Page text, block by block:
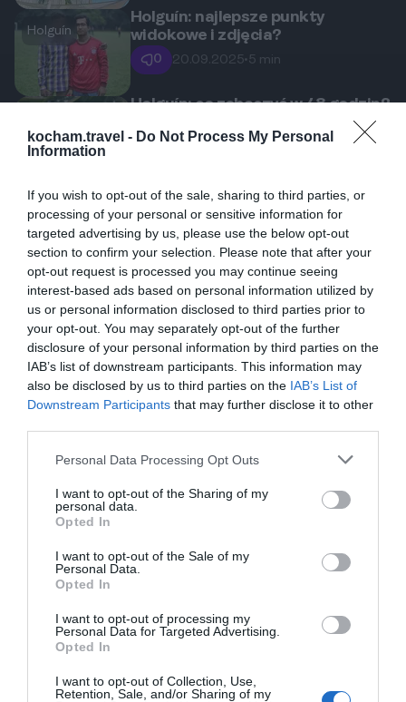
kocham.travel - Do Not Process My Personal
Information
If you wish to opt-out of the sale, sharing to third parties, or
processing of your personal or sensitive information for
targeted advertising by us, please use the below opt-out
section to confirm your selection. Please note that after your
opt-out request is processed you may continue seeing
interest-based ads based on personal information utilized by
us or personal information disclosed to third parties prior to
your opt-out. You may separately opt-out of the further
disclosure of your personal information by third parties on the
IAB’s list of downstream participants. This information may
also be disclosed by us to third parties on the IAB’s List of
Downstream Participants that may further disclose it to other
Personal Data Processing Opt Outs
I want to opt-out of the Sharing of my
personal data.
Opted In
I want to opt-out of the Sale of my
Personal Data.
Opted In
I want to opt-out of processing my
Personal Data for Targeted Advertising.
Opted In
I want to opt-out of Collection, Use,
Retention, Sale, and/or Sharing of my
Holguín
Holguín: najlepsze punkty
widokowe i zdjęcia?
0 20.09.2025• 5 min
Holguín: co zobaczyć w 48 godzin?
0 18.08.2025 8 min
Holguín
Holguín: gdzie zjeść — lokalne
klasyki i street food?
0 14.08.2025•5 min
Holguín
Holguín: jak dojechać i gdzie spać
— przejrzysty plan?
29.07.2025 3 min
Popularne Top kierunki
1
Kuba. Najpiękniejsze plaże w
Playa Pesquero i Playa Esmeralda
Odkryj trzy z najbardziej
zachwycających plaż Kuby, które
oferują niesamowite widoki,
relaksu. W tym przewodniku skupiamy
się na Playa Pesquero, szczegółowo
atrakcje w okolicy.
wakacje na wschodnim wybrzeżu
Kuby
Holguín to skarbnica wyjątkowych
tematyczną kulturę Kuby. Idealne
miejsce na wakacje pełne relaksu i
pary jak i samotnych podróżników. W
0 08.12.2025 •5 min
Ceny w Holguín 2025/26: Jak
Ceny na Kubie mogą być zaskakujące
oraz zróżnicowane, dlatego